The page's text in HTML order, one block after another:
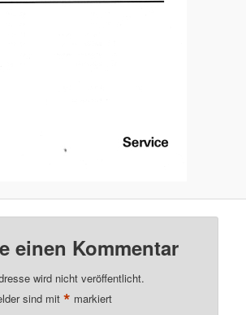
einen Kommentar
wird nicht veröffentlicht.
sind mit* markiert